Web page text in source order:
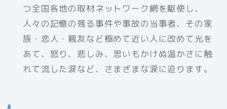
つ全国各地の取材ネットワーク網を駆使し、
人々の記憶の残る事件や事故の当事者、その家
族・恋人・親友など極めて近い人に改めて光を
あて、怒り、悲しみ、思いもかけぬ温かさに触
れて流した涙など、さまざまな涙に迫ります。